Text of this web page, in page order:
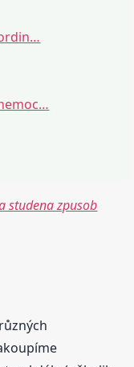
studena zpusob